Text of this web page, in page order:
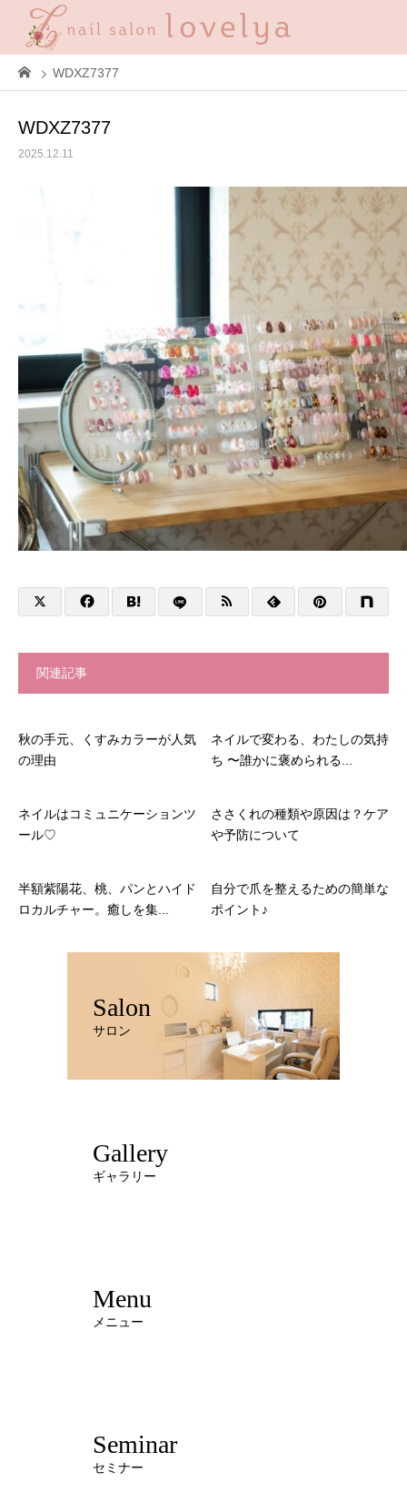
WDXZ7377
WDXZ7377
2025.12.11
関連記事
秋の手元、くすみカラーが人気
の理由
ネイルで変わる、わたしの気持
ち 〜誰かに褒められる...
ネイルはコミュニケーションツ
ール♡
ささくれの種類や原因は？ケア
や予防について
半額紫陽花、桃、パンとハイド
ロカルチャー。癒しを集...
自分で爪を整えるための簡単な
ポイント♪
Salon
サロン
Gallery
ギャラリー
Menu
メニュー
Seminar
セミナー